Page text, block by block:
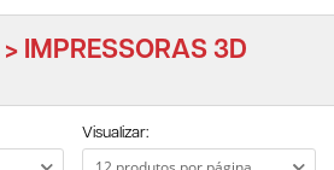
> IMPRESSORAS 3D
Visualizar: